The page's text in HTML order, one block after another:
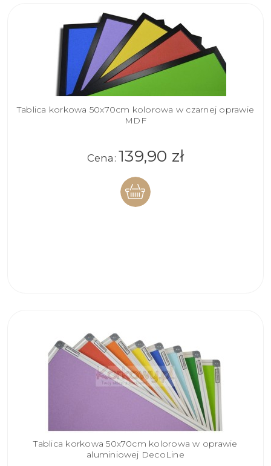
Tablica korkowa 50x70cm kolorowa w czarnej oprawie
MDF
Cena: 139,90 zł
Tablica korkowa 50x70cm kolorowa w oprawie
aluminiowej DecoLine